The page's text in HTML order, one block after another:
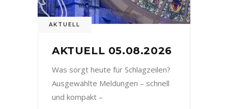
AKTUELL
AKTUELL 05.08.2026
Was sorgt heute für Schlagzeilen?
Ausgewählte Meldungen – schnell
und kompakt –